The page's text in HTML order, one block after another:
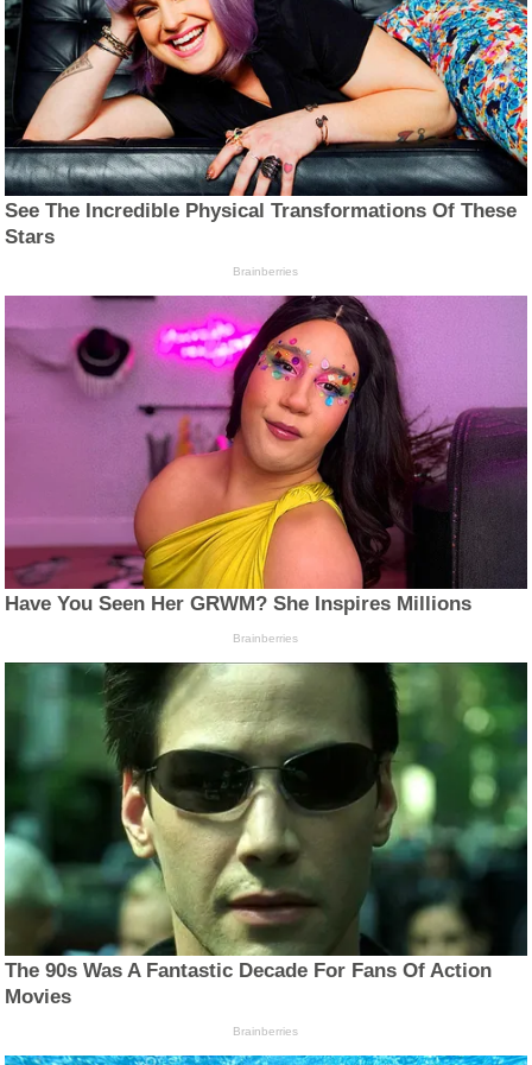
See The Incredible Physical Transformations Of These
Stars
Brainberries
Have You Seen Her GRWM? She Inspires Millions
Brainberries
The 90s Was A Fantastic Decade For Fans Of Action
Movies
Brainberries